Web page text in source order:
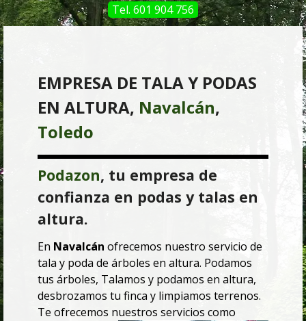
Tel. 601 904 756
EMPRESA DE TALA Y PODAS
EN ALTURA, Navalcán,
Toledo
Podazon, tu empresa de
confianza en podas y talas en
altura.
En Navalcán ofrecemos nuestro servicio de
tala y poda de árboles en altura. Podamos
tus árboles, Talamos y podamos en altura,
desbrozamos tu finca y limpiamos terrenos.
Te ofrecemos nuestros servicios como